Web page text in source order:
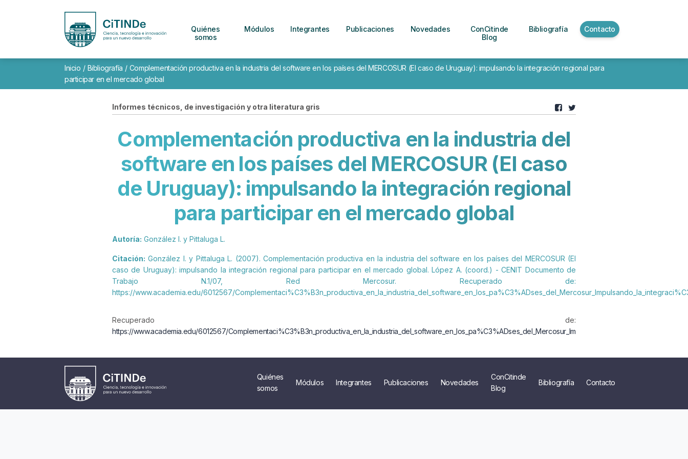
Quiénes
somos
Módulos Integrantes Publicaciones Novedades
ConCitinde
Blog
Bibliografía Contacto
Inicio / Bibliografía / Complementación productiva en la industria del software en los países del MERCOSUR (El caso de Uruguay): impulsando la integración regional para
participar en el mercado global
Informes técnicos, de investigación y otra literatura gris
Complementación productiva en la industria del
software en los países del MERCOSUR (El caso
de Uruguay): impulsando la integración regional
para participar en el mercado global
Autoría: González I. y Pittaluga L.
Citación: González I. y Pittaluga L. (2007). Complementación productiva en la industria del software en los países del MERCOSUR (El
caso de Uruguay): impulsando la integración regional para participar en el mercado global. López A. (coord.) - CENIT Documento de
Trabajo N.1/07, Red Mercosur. Recuperado de:
https://www.academia.edu/6012567/
Recuperado de:
https://www.academia.edu/6012567/
Quiénes
somos
Módulos Integrantes Publicaciones Novedades
ConCitinde
Blog
Bibliografía Contacto